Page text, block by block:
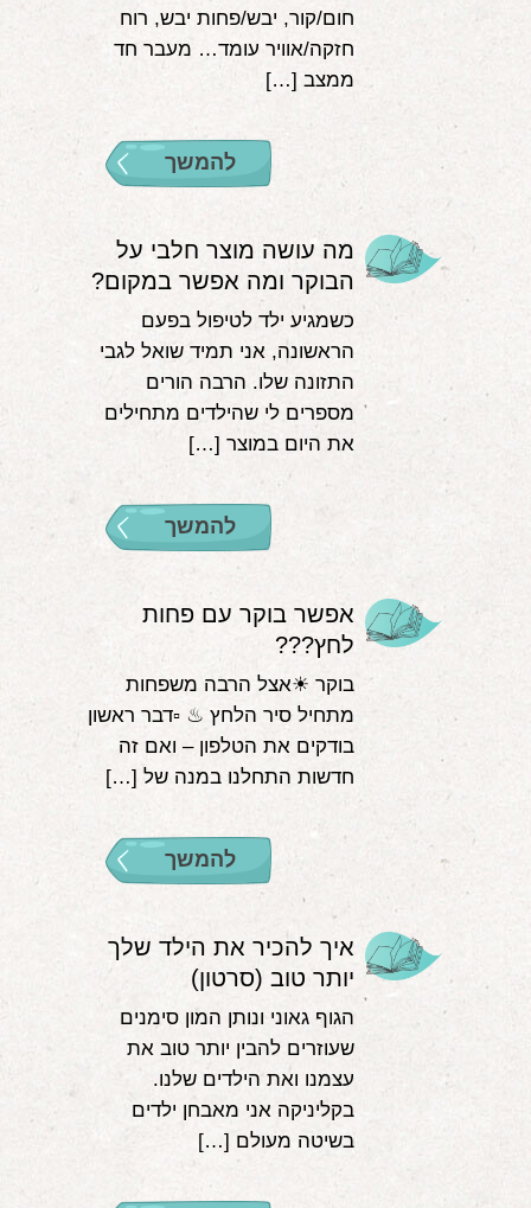
חום/קור, יבש/פחות יבש, רוח
חזקה/אוויר עומד… מעבר חד
ממצב […]
להמשך
מה עושה מוצר חלבי על
הבוקר ומה אפשר במקום?
כשמגיע ילד לטיפול בפעם
הראשונה, אני תמיד שואל לגבי
התזונה שלו. הרבה הורים
מספרים לי שהילדים מתחילים
את היום במוצר […]
להמשך
אפשר בוקר עם פחות
לחץ???
בוקר ☀אצל הרבה משפחות
מתחיל סיר הלחץ ♨ ▫דבר ראשון
בודקים את הטלפון – ואם זה
חדשות התחלנו במנה של […]
להמשך
איך להכיר את הילד שלך
יותר טוב (סרטון)
הגוף גאוני ונותן המון סימנים
שעוזרים להבין יותר טוב את
עצמנו ואת הילדים שלנו.
בקליניקה אני מאבחן ילדים
בשיטה מעולם […]